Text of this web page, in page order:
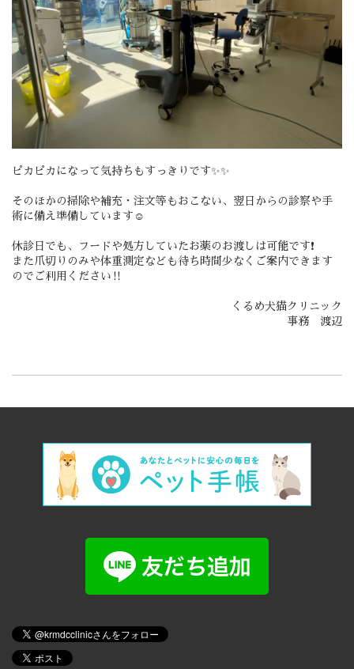
ピカピカになって気持ちもすっきりです✨✨
そのほかの掃除や補充・注文等もおこない、翌日からの診察や手
術に備え準備しています☺️
休診日でも、フードや処方していたお薬のお渡しは可能です❗️
また爪切りのみや体重測定なども待ち時間少なくご案内できます
のでご利用ください‼️
くるめ犬猫クリニック
事務 渡辺